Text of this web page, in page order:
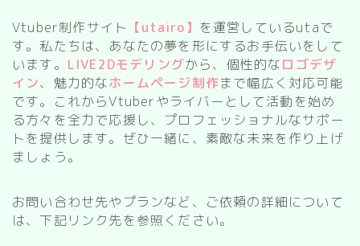
Vtuber制作サイト 【utairo】 を運営しているutaで
す。私たちは、あなたの夢を形にするお手伝いをして
います。 LIVE2Dモデリングから、個性的なロゴデザ
イン、魅力的なホームページ制作まで幅広く対応可能
です。これからVtuberやライバーとして活動を始め
る方々を全力で応援し、プロフェッショナルなサポー
トを提供します。ぜひ一緒に、素敵な未来を作り上げ
ましょう。
お問い合わせ先やプランなど、ご依頼の詳細について
は、下記リンク先を参照ください。